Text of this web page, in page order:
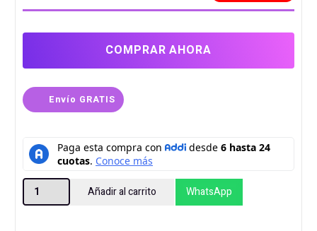
COMPRAR AHORA
Envío GRATIS
CMAX
Añadir al carrito WhatsApp